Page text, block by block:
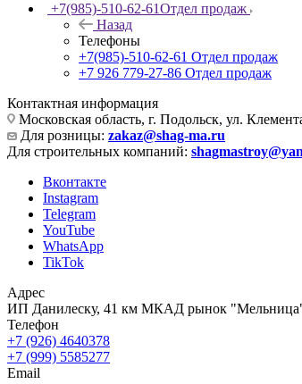
+7(985)-510-62-61Отдел продаж
Назад
Телефоны
+7(985)-510-62-61 Отдел продаж
‪+7 926 779-27-86‬ Отдел продаж
Контактная информация
Московская область, г. Подольск, ул.
Для розницы: zakaz@shag-ma.ru
Для строительных компаний:
Вконтакте
Instagram
Telegram
YouTube
WhatsApp
TikTok
Адрес
ИП Данилеску, 41 км МКАД рынок
Телефон
+7 (926) 4640378
+7 (999) 5585277
Email